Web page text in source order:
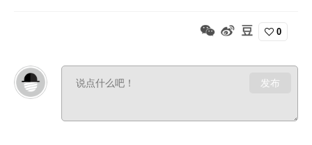
0
发布